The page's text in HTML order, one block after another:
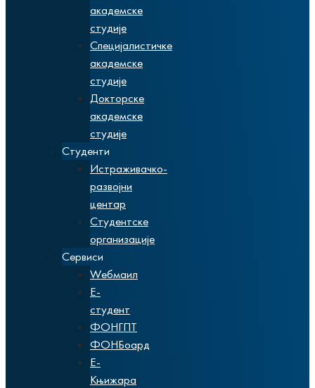
академске
студије
Специјалистичке
академске
студије
Докторске
академске
студије
Студенти
Истраживачко-
развојни
центар
Студентске
организације
Сервиси
Wебмаил
Е-
студент
ФОНГПТ
ФОНБоард
Е-
Књижара